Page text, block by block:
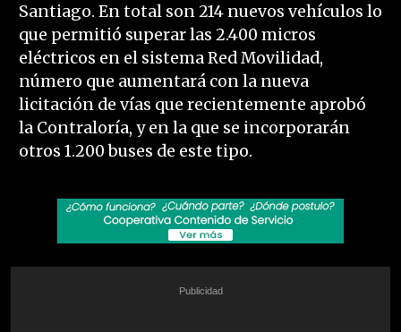
Santiago. En total son 214 nuevos vehículos lo
que permitió superar las 2.400 micros
eléctricos en el sistema Red Movilidad,
número que aumentará con la nueva
licitación de vías que recientemente aprobó
la Contraloría, y en la que se incorporarán
otros 1.200 buses de este tipo.